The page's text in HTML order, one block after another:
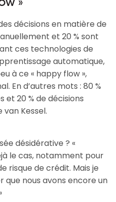
»
décisions en matière de
et 20 % sont
ces technologies de
automatique,
à ce « happy flow »,
En d’autres mots : 80 %
et 20 % de décisions
van Kessel.
désidérative ? «
le cas, notamment pour
risque de crédit. Mais je
que nous avons encore un